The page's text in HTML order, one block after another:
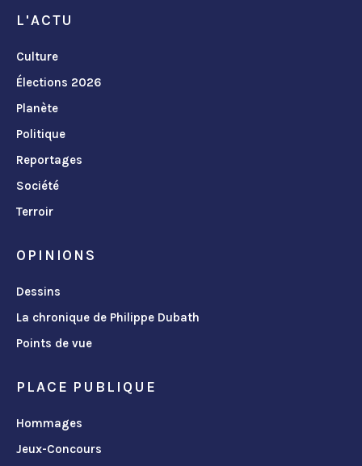
L'ACTU
Culture
Élections 2026
Planète
Politique
Reportages
Société
Terroir
OPINIONS
Dessins
La chronique de Philippe Dubath
Points de vue
PLACE PUBLIQUE
Hommages
Jeux-Concours